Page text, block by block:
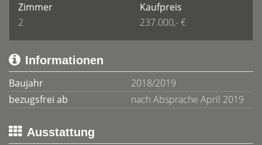
Zimmer
2
Kaufpreis
237.000,- €
Informationen
Baujahr
2018/2019
bezugsfrei ab
nach Absprache April 2019
Ausstattung